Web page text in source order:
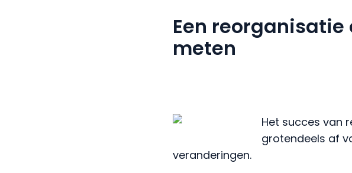
Een
meten
Het succes van
grotendeels af
veranderingen.